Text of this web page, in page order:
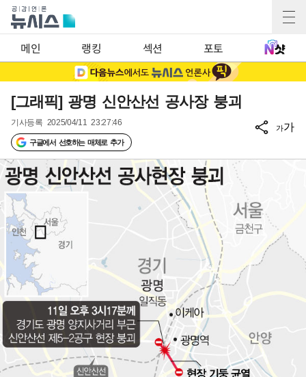
메인 랭킹 섹션 포토
[그래픽] 광명 신안산선 공사장 붕괴
기사등록 2025/04/11 23:27:46
구글에서 선호하는 매체로 추가
가가